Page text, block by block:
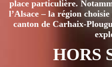
du
place particulière.
l’Alsace – la région
canton de Carhaix-
HORS